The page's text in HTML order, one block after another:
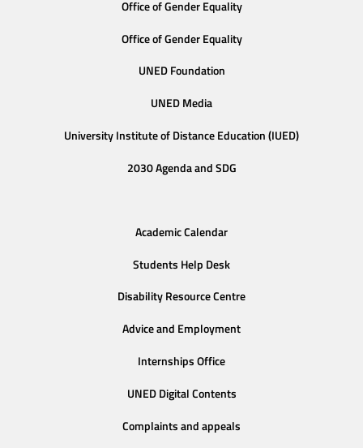
Office of Gender Equality
Office of Gender Equality
UNED Foundation
UNED Media
University Institute of Distance Education (IUED)
2030 Agenda and SDG
Academic Calendar
Students Help Desk
Disability Resource Centre
Advice and Employment
Internships Office
UNED Digital Contents
Complaints and appeals